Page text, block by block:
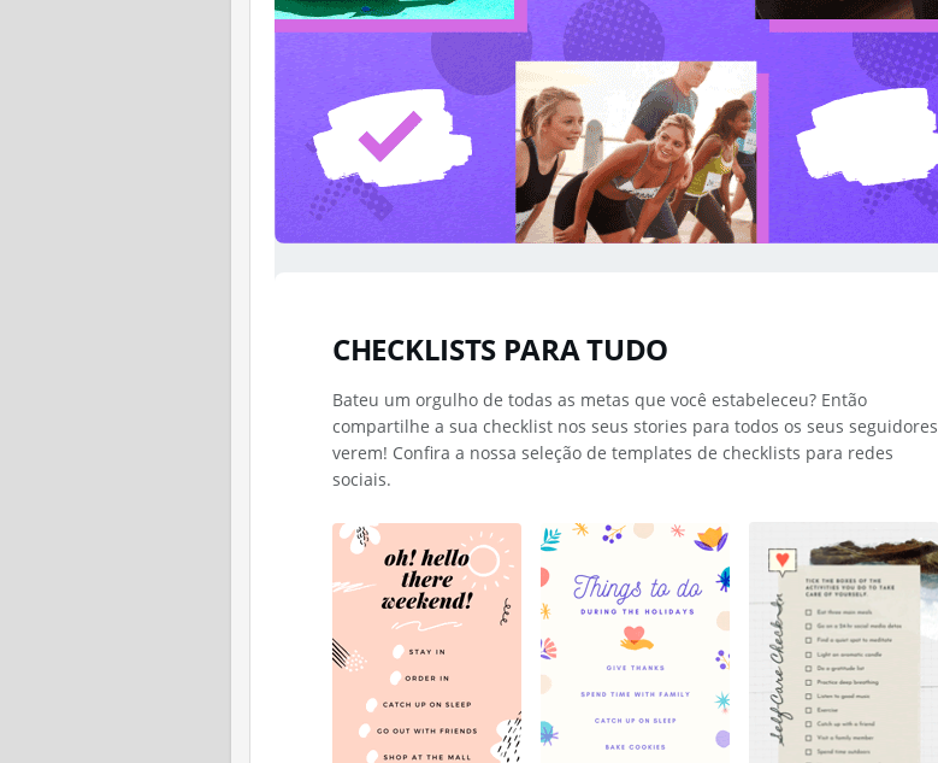
CHECKLISTS PARA TUDO
Bateu um orgulho de todas as metas que você estabeleceu? Então
compartilhe a sua checklist nos seus stories para todos os seus seguidores
verem! Confira a nossa seleção de templates de checklists para redes
sociais.